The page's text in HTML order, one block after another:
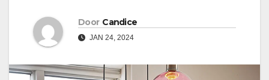
Door Candice
JAN 24, 2024